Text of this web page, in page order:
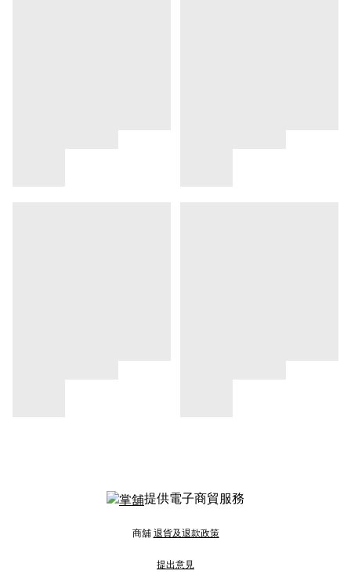
提供電子商貿服務
商舖 退貨及退款政策
提出意見